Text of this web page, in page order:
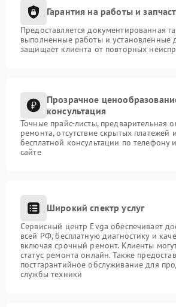
Гарантия на работы и
Предоставляется документированная
выполненные работы и установленные
защищает клиента от повторных
Прозрачное
консультация
Точные прайс-листы, предварительная
ремонта, отсутствие скрытых платежей
бесплатной консультации по телефону
сайте
Широкий спектр услуг
Сервисный центр Evga обеспечивает
всей РФ, бесплатную диагностику и
включая срочный ремонт. Клиенты
статус ремонта онлайн. Также
постгарантийное обслуживание для
службы техники